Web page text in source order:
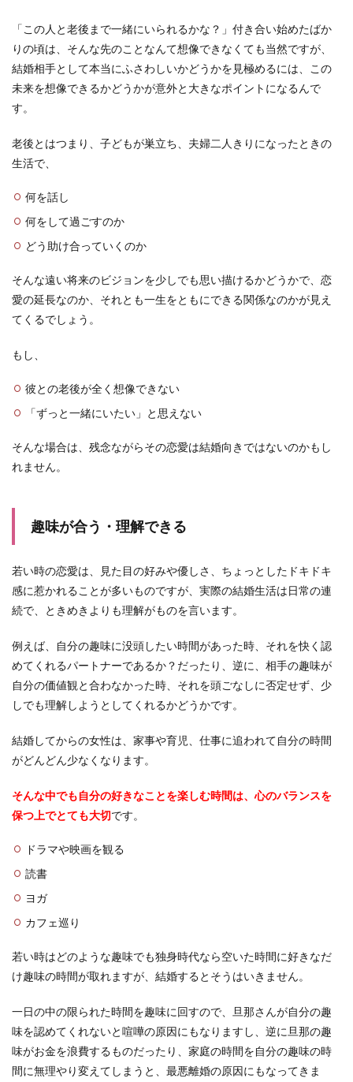
「この人と老後まで一緒にいられるかな？」付き合い始めたばか
りの頃は、そんな先のことなんて想像できなくても当然ですが、
結婚相手として本当にふさわしいかどうかを見極めるには、この
未来を想像できるかどうかが意外と大きなポイントになるんで
す。
老後とはつまり、子どもが巣立ち、夫婦二人きりになったときの
生活で、
何を話し
何をして過ごすのか
どう助け合っていくのか
そんな遠い将来のビジョンを少しでも思い描けるかどうかで、恋
愛の延長なのか、それとも一生をともにできる関係なのかが見え
てくるでしょう。
もし、
彼との老後が全く想像できない
「ずっと一緒にいたい」と思えない
そんな場合は、残念ながらその恋愛は結婚向きではないのかもし
れません。
趣味が合う・理解できる
若い時の恋愛は、見た目の好みや優しさ、ちょっとしたドキドキ
感に惹かれることが多いものですが、実際の結婚生活は日常の連
続で、ときめきよりも理解がものを言います。
例えば、自分の趣味に没頭したい時間があった時、それを快く認
めてくれるパートナーであるか？だったり、逆に、相手の趣味が
自分の価値観と合わなかった時、それを頭ごなしに否定せず、少
しでも理解しようとしてくれるかどうかです。
結婚してからの女性は、家事や育児、仕事に追われて自分の時間
がどんどん少なくなります。
そんな中でも自分の好きなことを楽しむ時間は、心のバランスを
保つ上でとても大切です。
ドラマや映画を観る
読書
ヨガ
カフェ巡り
若い時はどのような趣味でも独身時代なら空いた時間に好きなだ
け趣味の時間が取れますが、結婚するとそうはいきません。
一日の中の限られた時間を趣味に回すので、旦那さんが自分の趣
味を認めてくれないと喧嘩の原因にもなりますし、逆に旦那の趣
味がお金を浪費するものだったり、家庭の時間を自分の趣味の時
間に無理やり変えてしまうと、最悪離婚の原因にもなってきま